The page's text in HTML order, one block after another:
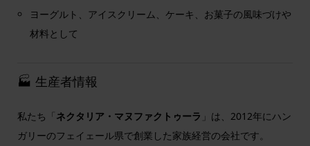
ヨーグルト、アイスクリーム、ケーキ、お菓子の風味づけや
材料として
🏭 生産者情報
私たち「 ネクタリア・マヌファクトゥーラ 」は、2012年にハン
ガリーのフェイェール県で創業した家族経営の会社です。